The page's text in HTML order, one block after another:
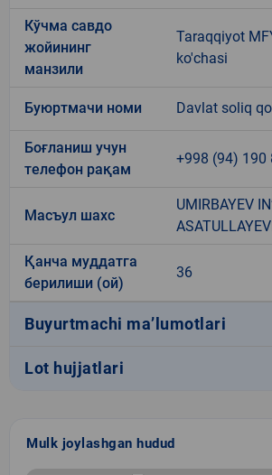
Кўчма савдо
жойининг
манзили
Taraqqiyot
ko'chasi
Буюртмачи номи Davlat soliq
Боғланиш учун
телефон рақам
+998 (94) 190
Масъул шахс
UMIRBAYEV
Қанча муддатга
берилиши (ой)
36
Buyurtmachi ma’lumotlari
Lot hujjatlari
Mulk joylashgan hudud